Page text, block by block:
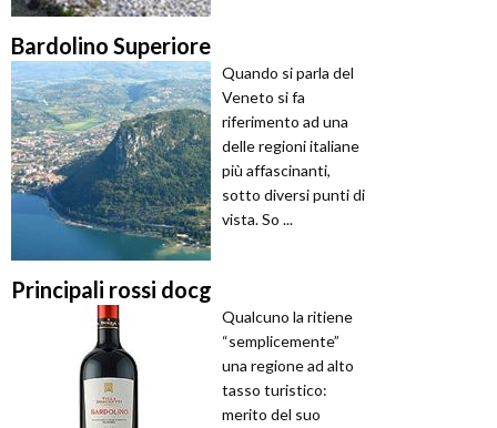
Bardolino Superiore
Quando si parla del
Veneto si fa
riferimento ad una
delle regioni italiane
più affascinanti,
sotto diversi punti di
vista. So ...
Principali rossi docg
Qualcuno la ritiene
“semplicemente”
una regione ad alto
tasso turistico:
merito del suo